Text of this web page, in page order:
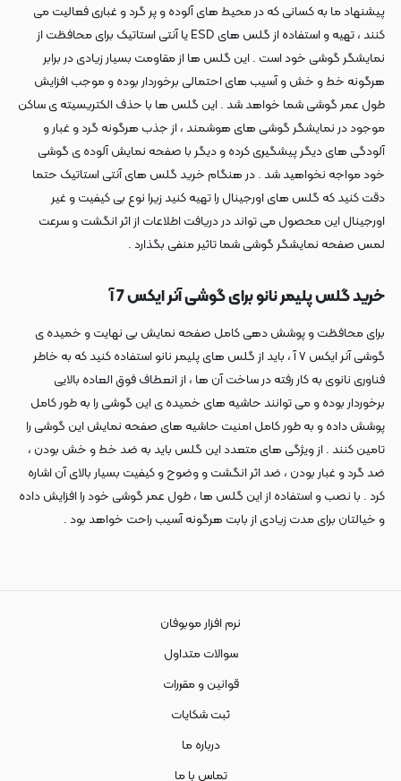
پیشنهاد ما به کسانی که در محیط های آلوده و پر گرد و غباری فعالیت می
کنند ، تهیه و استفاده از گلس های ESD یا آنتی استاتیک برای محافظت از
نمایشگر گوشی خود است . این گلس ها از مقاومت بسیار زیادی در برابر
هرگونه خط و خش و آسیب های احتمالی برخوردار بوده و موجب افزایش
طول عمر گوشی شما خواهد شد . این گلس ها با حذف الکتریسیته ی ساکن
موجود در نمایشگر گوشی های هوشمند ، از جذب هرگونه گرد و غبار و
آلودگی های دیگر پیشگیری کرده و دیگر با صفحه نمایش آلوده ی گوشی
خود مواجه نخواهید شد . در هنگام خرید گلس های آنتی استاتیک حتما
دقت کنید که گلس های اورجینال را تهیه کنید زیرا نوع بی کیفیت و غیر
اورجینال این محصول می تواند در دریافت اطلاعات از اثر انگشت و سرعت
لمس صفحه نمایشگر گوشی شما تاثیر منفی بگذارد .
خرید گلس پلیمر نانو برای گوشی آنر ایکس 7 آ
برای محافظت و پوشش دهی کامل صفحه نمایش بی نهایت و خمیده ی
گوشی آنر ایکس ۷ آ ، باید از گلس های پلیمر نانو استفاده کنید که به خاطر
فناوری نانوی به کار رفته در ساخت آن ها ، از انعطاف فوق العاده بالایی
برخوردار بوده و می توانند حاشیه های خمیده ی این گوشی را به طور کامل
پوشش داده و به طور کامل امنیت حاشیه های صفحه نمایش این گوشی را
تامین کنند . از ویژگی های متعدد این گلس باید به ضد خط و خش بودن ،
ضد گرد و غبار بودن ، ضد اثر انگشت و وضوح و کیفیت بسیار بالای آن اشاره
کرد . با نصب و استفاده از این گلس ها ، طول عمر گوشی خود را افزایش داده
و خیالتان برای مدت زیادی از بابت هرگونه آسیب راحت خواهد بود .
نرم افزار موبوفان
سوالات متداول
قوانین و مقررات
ثبت شکایات
درباره ما
تماس با ما